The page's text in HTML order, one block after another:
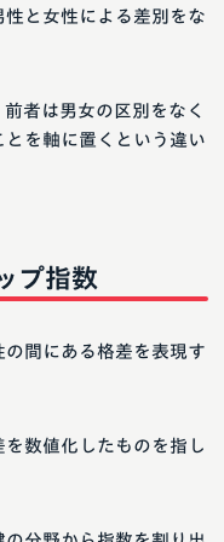
と女性による差別をな
者は男女の区別をなく
を軸に置くという違い
プ指数
間にある格差を表現す
数値化したものを指し